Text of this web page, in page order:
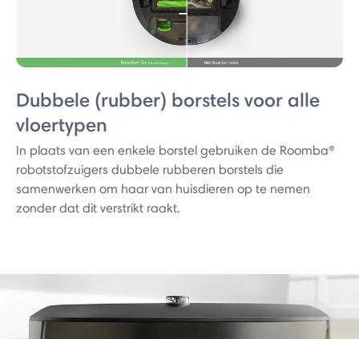
Dubbele (rubber) borstels voor alle
vloertypen
In plaats van een enkele borstel gebruiken de Roomba®
robotstofzuigers dubbele rubberen borstels die
samenwerken om haar van huisdieren op te nemen
zonder dat dit verstrikt raakt.